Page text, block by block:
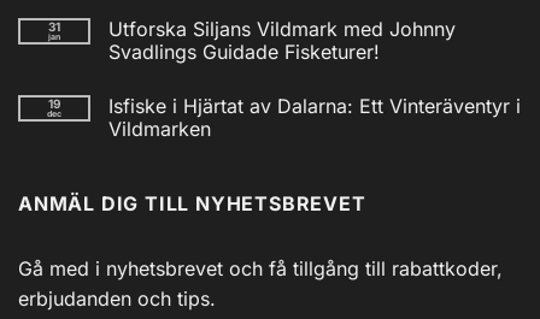
till
Nödradio
Vev
AM/FM
Powerbank
inkl
31
jan
Utforska Siljans Vildmark med Johnny
Svadlings Guidade Fisketurer!
till
Utforska
Siljans
Svadlings
Guidade
19
dec
Isfiske i Hjärtat av Dalarna: Ett Vinteräventyr i
Vildmarken
Isfiske
i
Dalarna:
Ett
Vinteräventyr
i
ANMÄL DIG TILL NYHETSBREVET
Gå med i nyhetsbrevet och få tillgång till rabattkoder,
erbjudanden och tips.